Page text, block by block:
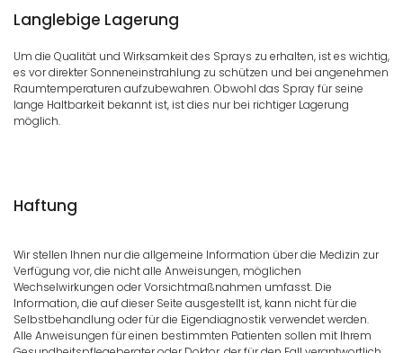
Langlebige Lagerung
Um die Qualität und Wirksamkeit des Sprays zu erhalten, ist es wichtig,
es vor direkter Sonneneinstrahlung zu schützen und bei angenehmen
Raumtemperaturen aufzubewahren. Obwohl das Spray für seine
lange Haltbarkeit bekannt ist, ist dies nur bei richtiger Lagerung
möglich.
Haftung
Wir stellen Ihnen nur die allgemeine Information über die Medizin zur
Verfügung vor, die nicht alle Anweisungen, möglichen
Wechselwirkungen oder Vorsichtmaßnahmen umfasst. Die
Information, die auf dieser Seite ausgestellt ist, kann nicht für die
Selbstbehandlung oder für die Eigendiagnostik verwendet werden.
Alle Anweisungen für einen bestimmten Patienten sollen mit Ihrem